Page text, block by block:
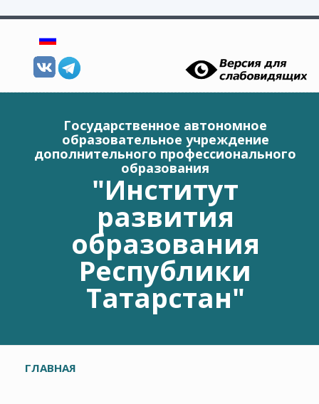
Государственное автономное
образовательное учреждение
дополнительного профессионального
образования
"Институт
развития
образования
Республики
Татарстан"
Главное меню
ГЛАВНАЯ